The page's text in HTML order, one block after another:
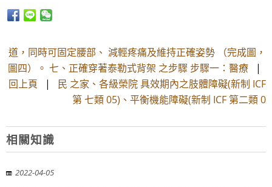
道，同時可固定腰部、 減輕疼痛及維持正確姿勢 （完成圖，
圖四）。 七、正確穿著泰勒式背架 之步驟 步驟一：醫療 |
回上頁 | 民 之家、各級榮院 具效期內之肢體障礙(新制 ICF
第 七類 05)、平衡機能障礙(新制 ICF 第二類 0
相關知識
2022-04-05